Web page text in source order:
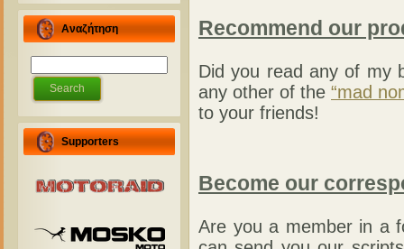
Αναζήτηση
Supporters
Recommend our
Did you read any of my
any other of the “mad
to your friends!
Become our
Are you a member in a